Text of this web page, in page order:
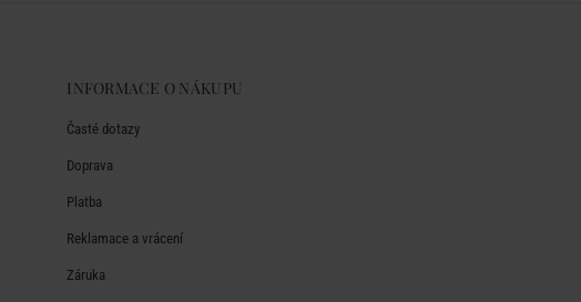
INFORMACE O NÁKUPU
Časté dotazy
Doprava
Platba
Reklamace a vrácení
Záruka